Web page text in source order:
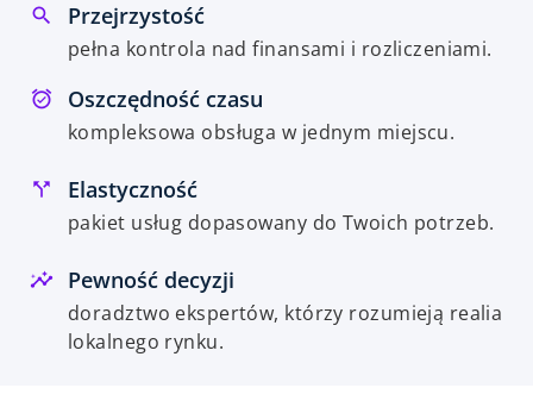
Przejrzystość
pełna kontrola nad finansami i rozliczeniami.
Oszczędność czasu
kompleksowa obsługa w jednym miejscu.
Elastyczność
pakiet usług dopasowany do Twoich potrzeb.
Pewność decyzji
doradztwo ekspertów, którzy rozumieją realia
lokalnego rynku.